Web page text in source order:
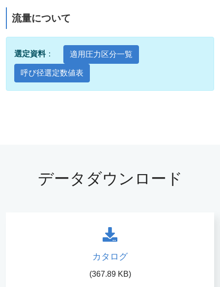
流量について
選定資料： 適用圧力区分一覧
呼び径選定数値表
データダウンロード
カタログ
(367.89 KB)